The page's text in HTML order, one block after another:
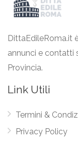
DittaEdileRoma.it
annunci e contatti
Provincia.
Link Utili
Termini &
Privacy Policy